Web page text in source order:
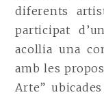
diferents
participat
acollia una
amb les
Arte”